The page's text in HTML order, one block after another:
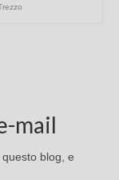
mail
blog, e